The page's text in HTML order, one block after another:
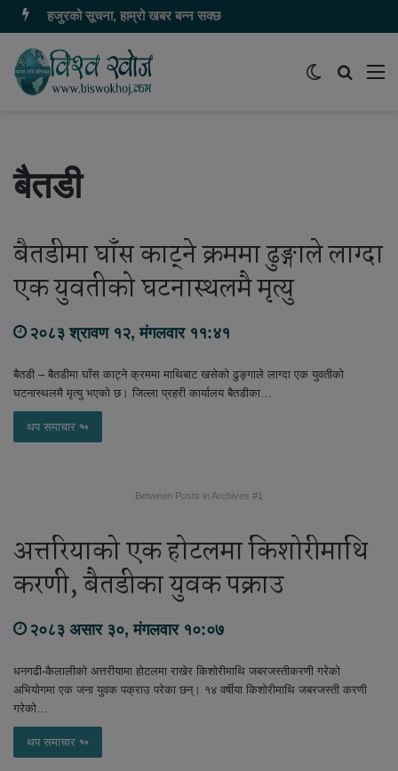
हजुरको सूचना, हाम्रो खबर बन्न सक्छ
समाचार
Switch
बैतडी
बैतडीमा घाँस काट्ने क्रममा ढुङ्गाले लाग्दा
एक युवतीको घटनास्थलमै मृत्यु
२०८३ श्रावण १२, मंगलवार ११:४१
बैतडी – बैतडीमा घाँस काट्ने क्रममा माथिबाट खसेको ढुङ्गाले लाग्दा एक युवतीको
घटनास्थलमै मृत्यु भएको छ। जिल्ला प्रहरी कार्यालय बैतडीका…
थप समाचार ↬
Between Posts in Archives #1
अत्तरियाको एक होटलमा किशोरीमाथि
करणी, बैतडीका युवक पक्राउ
२०८३ असार ३०, मंगलवार १०:०७
धनगढी-कैलालीको अत्तरीयामा होटलमा राखेर किशोरीमाथि जबरजस्तीकरणी गरेको
अभियोगमा एक जना युवक पक्राउ परेका छन्। १४ वर्षीया किशोरीमाथि जबरजस्ती करणी
गरेको…
थप समाचार ↬